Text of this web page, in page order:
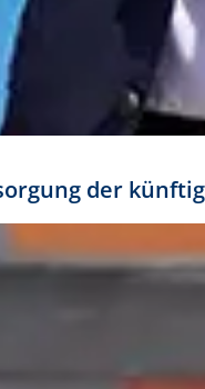
der